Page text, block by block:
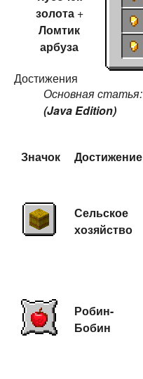
золота+
Ломтик
арбуза
Достижения
Основная статья:
(Java Edition)
Значок Достижение
Сельское
хозяйство
Робин-
Бобин